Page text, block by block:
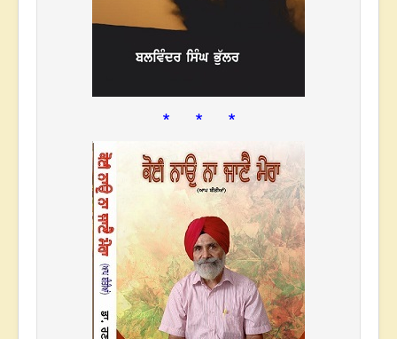
* * *